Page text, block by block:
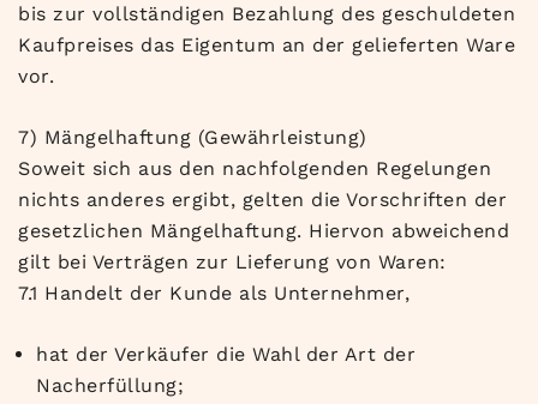
bis zur vollständigen Bezahlung des geschuldeten
Kaufpreises das Eigentum an der gelieferten Ware
vor.
7) Mängelhaftung (Gewährleistung)
Soweit sich aus den nachfolgenden Regelungen
nichts anderes ergibt, gelten die Vorschriften der
gesetzlichen Mängelhaftung. Hiervon abweichend
gilt bei Verträgen zur Lieferung von Waren:
7.1 Handelt der Kunde als Unternehmer,
hat der Verkäufer die Wahl der Art der
Nacherfüllung;